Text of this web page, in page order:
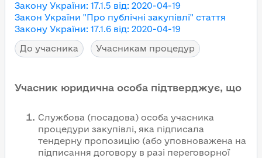
Закону України: 17.1.5 від: 2020-04-19
Закон України "Про публічні закупівлі" стаття
Закону України: 17.1.6 від: 2020-04-19
До учасника
Учасникам процедур
Учасник юридична особа підтверджує, що
Службова (посадова) особа учасника
процедури закупівлі, яка підписала
тендерну пропозицію (або уповноважена на
підписання договору в разі переговорної